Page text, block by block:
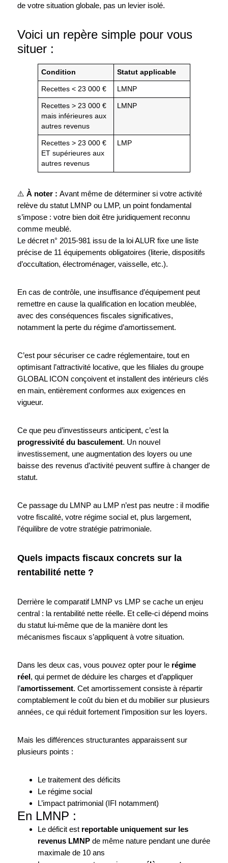
de votre situation globale, pas un levier isolé.
Voici un repère simple pour vous
situer :
Condition Statut applicable
Recettes < 23 000 € LMNP
Recettes > 23 000 €
mais inférieures aux
autres revenus
LMNP
Recettes > 23 000 €
ET supérieures aux
autres revenus
LMP
⚠️ À noter : Avant même de déterminer si votre activité
relève du statut LMNP ou LMP, un point fondamental
s’impose : votre bien doit être juridiquement reconnu
comme meublé.
Le décret n° 2015-981 issu de la loi ALUR fixe une liste
précise de 11 équipements obligatoires (literie, dispositifs
d’occultation, électroménager, vaisselle, etc.).
En cas de contrôle, une insuffisance d’équipement peut
remettre en cause la qualification en location meublée,
avec des conséquences fiscales significatives,
notamment la perte du régime d’amortissement.
C’est pour sécuriser ce cadre réglementaire, tout en
optimisant l’attractivité locative, que les filiales du groupe
GLOBAL ICON conçoivent et installent des intérieurs clés
en main, entièrement conformes aux exigences en
vigueur.
Ce que peu d’investisseurs anticipent, c’est la
progressivité du basculement. Un nouvel
investissement, une augmentation des loyers ou une
baisse des revenus d’activité peuvent suffire à changer de
statut.
Ce passage du LMNP au LMP n’est pas neutre : il modifie
votre fiscalité, votre régime social et, plus largement,
l’équilibre de votre stratégie patrimoniale.
Quels impacts fiscaux concrets sur la
rentabilité nette ?
Derrière le comparatif LMNP vs LMP se cache un enjeu
central : la rentabilité nette réelle. Et celle-ci dépend moins
du statut lui-même que de la manière dont les
mécanismes fiscaux s’appliquent à votre situation.
Dans les deux cas, vous pouvez opter pour le régime
réel, qui permet de déduire les charges et d’appliquer
l’amortissement. Cet amortissement consiste à répartir
comptablement le coût du bien et du mobilier sur plusieurs
années, ce qui réduit fortement l’imposition sur les loyers.
Mais les différences structurantes apparaissent sur
plusieurs points :
Le traitement des déficits
Le régime social
L’impact patrimonial (IFI notamment)
En LMNP :
Le déficit est reportable uniquement sur les
revenus LMNP de même nature pendant une durée
maximale de 10 ans